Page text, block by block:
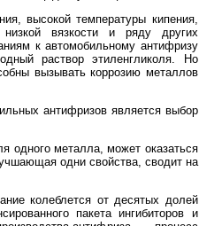
высокой температуры кипения,
низкой вязкости и ряду других
к автомобильному антифризу
раствор этиленгликоля. Но
вызывать коррозию металлов
антифризов является выбор
одного металла, может оказаться
одни свойства, сводит на
колеблется от десятых долей
пакета ингибиторов и